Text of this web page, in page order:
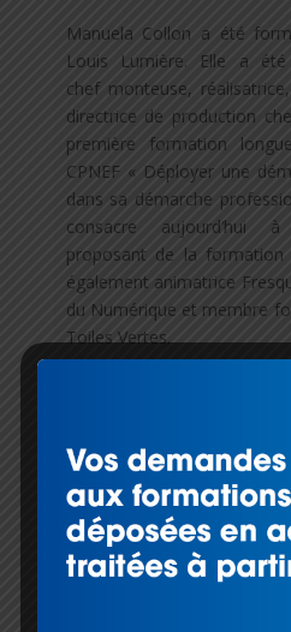
Manuela Collon a été
Louis Lumière. Elle a été
chef monteuse,
directrice de production
première formation
CPNEF « Déployer une
dans sa démarche
consacre aujourd’hui
proposant de la
également animatrice
du Numérique et membre
Toiles Vertes.
Pauline Gil